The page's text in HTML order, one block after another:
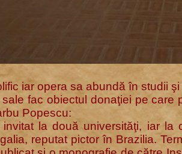
iar opera sa abundă în studii
fac obiectul donaţiei pe
Popescu:
la două universităţi, iar la
reputat pictor în Brazilia.